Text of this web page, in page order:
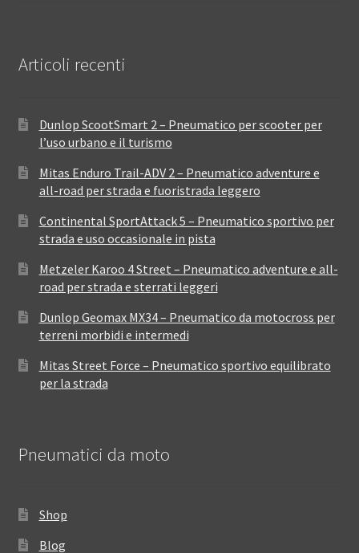
Articoli recenti
Dunlop ScootSmart 2 – Pneumatico per scooter per
l’uso urbano e il turismo
Mitas Enduro Trail-ADV 2 – Pneumatico adventure e
all-road per strada e fuoristrada leggero
Continental SportAttack 5 – Pneumatico sportivo per
strada e uso occasionale in pista
Metzeler Karoo 4 Street – Pneumatico adventure e all-
road per strada e sterrati leggeri
Dunlop Geomax MX34 – Pneumatico da motocross per
terreni morbidi e intermedi
Mitas Street Force – Pneumatico sportivo equilibrato
per la strada
Pneumatici da moto
Shop
Blog